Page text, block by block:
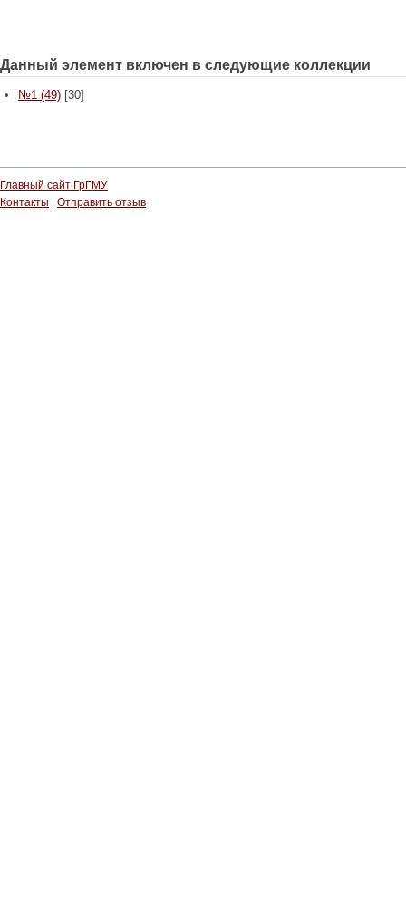
Данный элемент включен в следующие коллекции
№1 (49) [30]
Главный сайт ГрГМУ
Контакты
Отправить отзыв